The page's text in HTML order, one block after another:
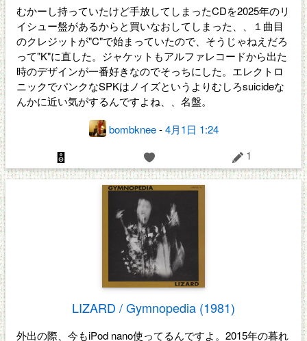
むかーし持っていたけど手放してしまったCDを2025年のリ
イシュー盤があるからと買いなおしてしまった、、１曲目
のクレジットが"C"で始まっていたので、そうじゃねえだろ
って"K"に直した。ジャケットもアルファレコードから出た
時のデザインが一番好きなのでそっちにした。エレクトロ
ニックでパンクなSPKはノイズというよりむしろsuicideな
んかに近い気がするんですよね、、名盤。
bombknee-4月1日 1:24
1
LIZARD / Gymnopedia (1981)
外出の際、今もiPod nano使ってるんですよ。2015年の暮れ